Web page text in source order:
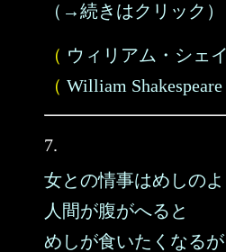
（→続きはクリック）
（ ウィリアム・シェ
（ William Shakespeare
7.
女との情事はめしのよ
人間が腹がへると
めしが食いたくなるが